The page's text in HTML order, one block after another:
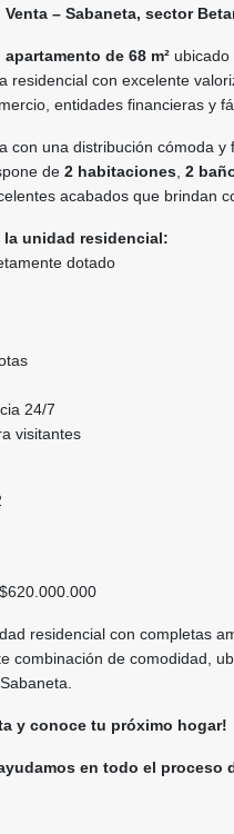
– Sabaneta, sector
de 68 m²
residencial con excelente
entidades financieras y
con una distribución cómoda
de 2 habitaciones 2
acabados que brindan
la unidad residencial:
dotado
24/7
visitantes
$620.000.000
residencial con completas
combinación de comodidad,
y conoce tu próximo hogar!
en todo el proceso